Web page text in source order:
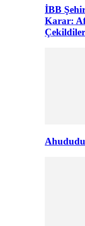
İBB
Karar: